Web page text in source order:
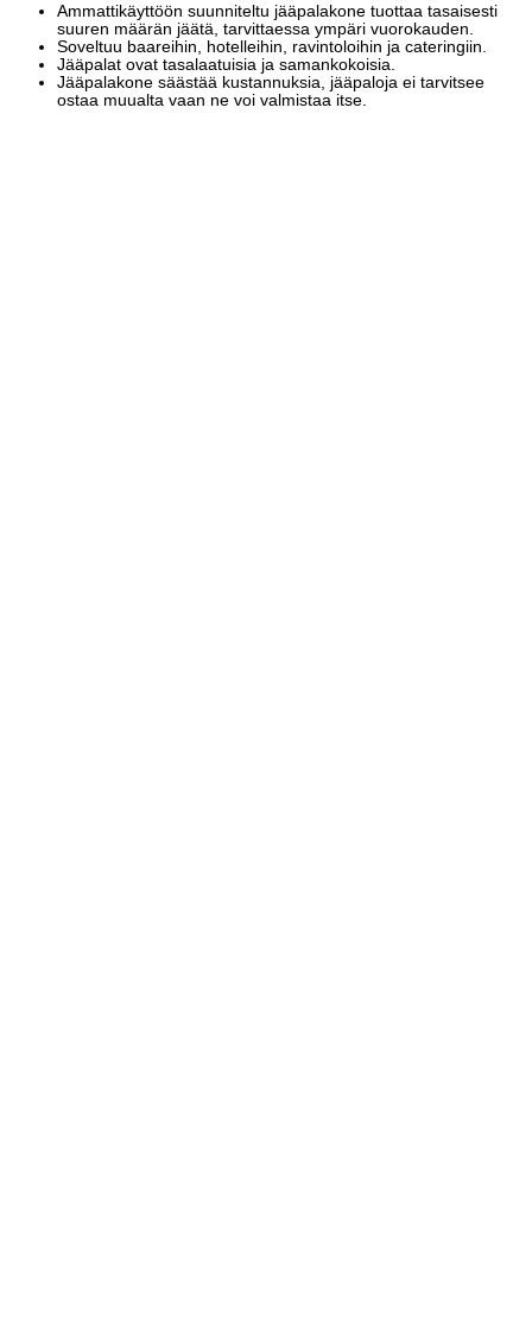
Ammattikäyttöön suunniteltu jääpalakone tuottaa tasaisesti
suuren määrän jäätä, tarvittaessa ympäri vuorokauden.
Soveltuu baareihin, hotelleihin, ravintoloihin ja cateringiin.
Jääpalat ovat tasalaatuisia ja samankokoisia.
Jääpalakone säästää kustannuksia, jääpaloja ei tarvitsee
ostaa muualta vaan ne voi valmistaa itse.